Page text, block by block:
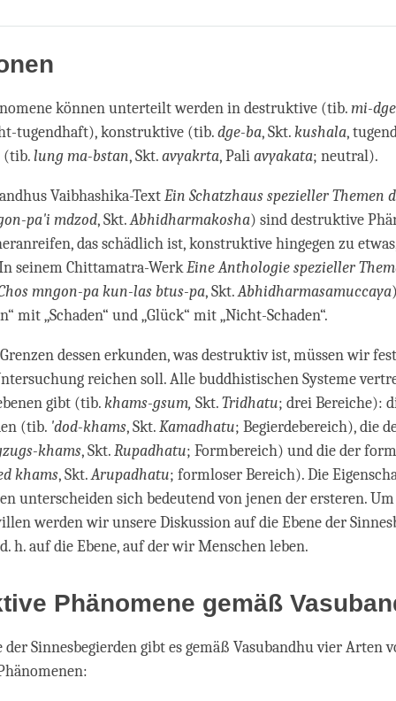
on
können unterteilt werden in destruktive (tib.mi-
tugendhaft), konstruktive (tib.dge-ba, Skt.kushala,
(tib. lung ma-bstan, Skt.avyakrta, Paliavyakata; neutral).
Vaibhashika-TextEin Schatzhaus spezieller Themen
pa'i mdzod, Skt.Abhidharmakosha) sind destruktive
das schädlich ist, konstruktive hingegen zu
seinem Chittamatra-WerkEine Anthologie spezieller
mngon-pa kun-las btus-pa, Skt.Abhidharmasamuccaya
mit „Schaden“ und „Glück“ mit „Nicht-Schaden“.
dessen erkunden, was destruktiv ist, müssen wir
reichen soll. Alle buddhistischen Systeme
gibt (tib.khams-gsum, Skt.Tridhatu; drei Bereiche):
(tib. 'dod-khams, Skt.Kamadhatu; Begierdebereich), die
khams, Skt.Rupadhatu; Formbereich) und die der
khams, Skt.Arupadhatu; formloser Bereich). Die
unterscheiden sich bedeutend von jenen der ersteren.
werden wir unsere Diskussion auf die Ebene der
h. auf die Ebene, auf der wir Menschen leben.
Phänomene gemäß
der Sinnesbegierden gibt es gemäß Vasubandhu vier Arten